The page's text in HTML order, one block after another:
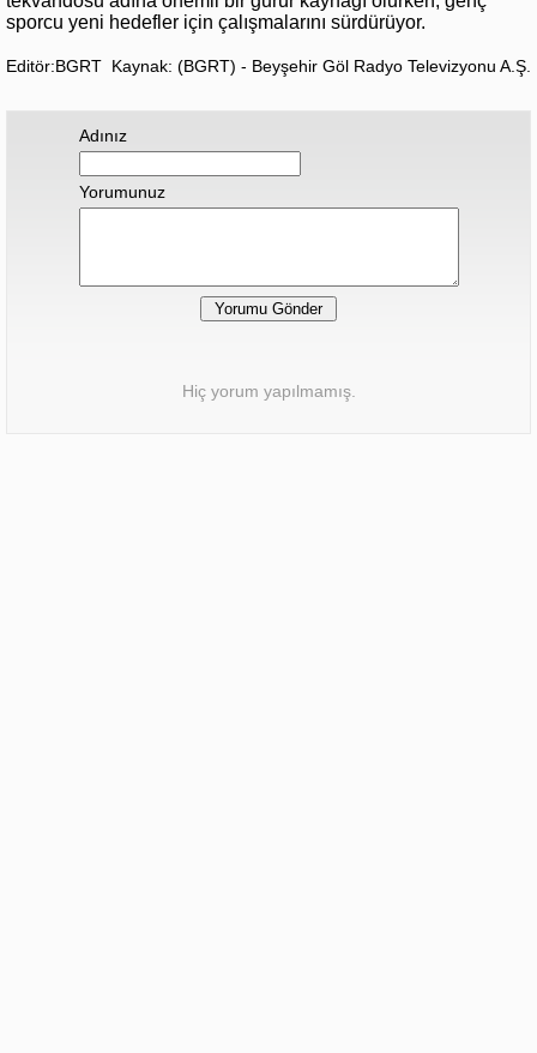
sporcu yeni hedefler için çalışmalarını sürdürüyor.
Editör:BGRT Kaynak: (BGRT) - Beyşehir Göl Radyo Televizyonu A.Ş.
Adınız
Yorumunuz
Hiç yorum yapılmamış.